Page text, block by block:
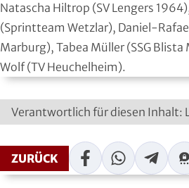
Natascha Hiltrop (SV Lengers
(Sprintteam Wetzlar), Daniel-
Marburg), Tabea Müller (SSG
Wolf (TV Heuchelheim).
Verantwortlich für diesen Inhalt:
ZURÜCK FacebookWhatsAppTelegram